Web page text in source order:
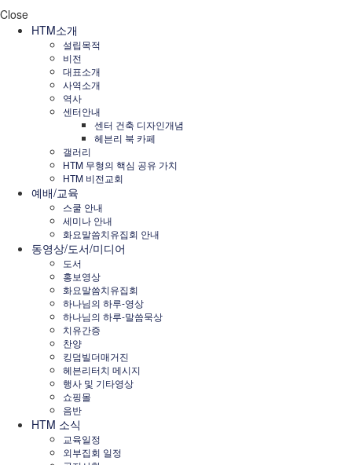
Close
HTM소개
설립목적
비전
대표소개
사역소개
역사
센터안내
센터 건축 디자인개념
헤븐리 북 카페
갤러리
HTM 무형의 핵심 공유 가치
HTM 비전교회
예배/교육
스쿨 안내
세미나 안내
화요말씀치유집회 안내
동영상/도서/미디어
도서
홍보영상
화요말씀치유집회
하나님의 하루-영상
하나님의 하루-말씀묵상
치유간증
찬양
킹덤빌더매거진
헤븐리터치 메시지
행사 및 기타영상
쇼핑몰
음반
HTM 소식
교육일정
외부집회 일정